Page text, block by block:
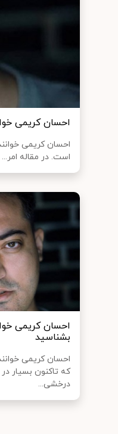
احسان کریمی
احسان کریمی
است. در مقاله امر...
احسان کریمی
بشناسید
احسان کریمی
که تاکنون بسیار
درخشی...